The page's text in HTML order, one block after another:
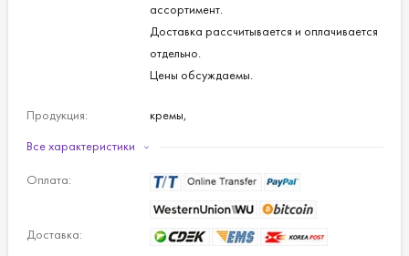
ассортимент.
Доставка рассчитывается и оплачивается
отдельно.
Цены обсуждаемы.
Продукция:
кремы,
лосьоны,
маски.
Все характеристики
Оплата:
Доставка: